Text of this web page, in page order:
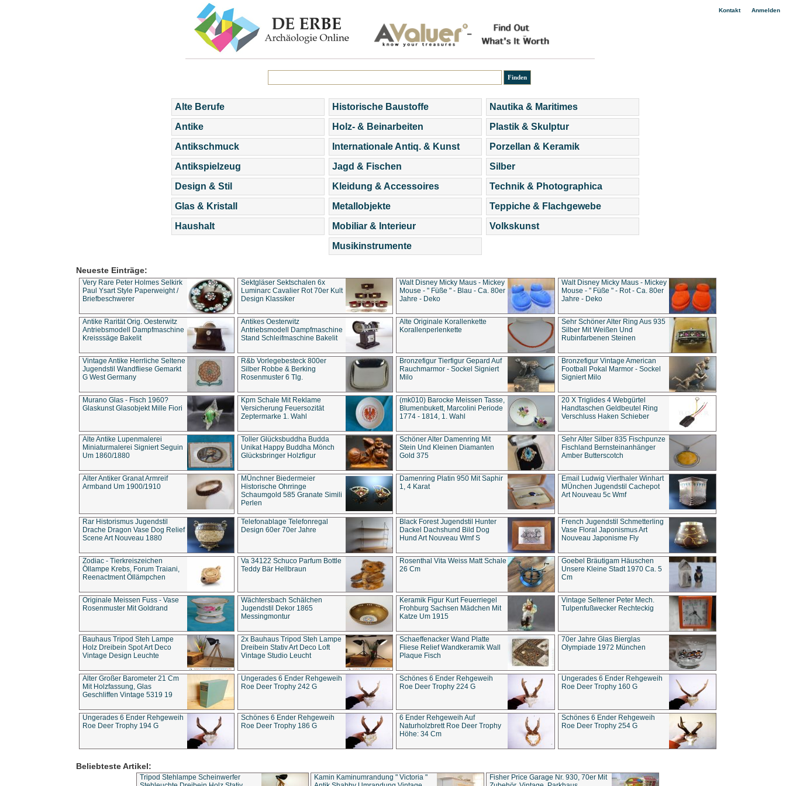
Kontakt| Anmelden
Alte Berufe
Antike
Antikschmuck
Antikspielzeug
Design & Stil
Glas & Kristall
Haushalt
Historische Baustoffe
Holz- & Beinarbeiten
Internationale Antiq. & Kunst
Jagd & Fischen
Kleidung & Accessoires
Metallobjekte
Mobiliar & Interieur
Musikinstrumente
Nautika & Maritimes
Plastik & Skulptur
Porzellan & Keramik
Silber
Technik & Photographica
Teppiche & Flachgewebe
Volkskunst
Neueste Einträge:
Very Rare Peter Holmes Selkirk
Paul Ysart Style Paperweight /
Briefbeschwerer
Sektgläser Sektschalen 6x
Luminarc Cavalier Rot 70er Kult
Design Klassiker
Walt Disney Micky Maus - Mickey
Mouse - " Füße " - Blau - Ca. 80er
Jahre - Deko
Walt Disney Micky Maus - Mickey
Mouse - " Füße " - Rot - Ca. 80er
Jahre - Deko
Antike Rarität Orig. Oesterwitz
Antriebsmodell Dampfmaschine
Kreisssäge Bakelit
Antikes Oesterwitz
Antriebsmodell Dampfmaschine
Stand Schleifmaschine Bakelit
Alte Originale Korallenkette
Korallenperlenkette
Sehr Schöner Alter Ring Aus 935
Silber Mit Weißen Und
Rubinfarbenen Steinen
Vintage Antike Herrliche Seltene
Jugendstil Wandfliese Gemarkt
G West Germany
R&b Vorlegebesteck 800er
Silber Robbe & Berking
Rosenmuster 6 Tlg.
Bronzefigur Tierfigur Gepard Auf
Rauchmarmor - Sockel Signiert
Milo
Bronzefigur Vintage American
Football Pokal Marmor - Sockel
Signiert Milo
Murano Glas - Fisch 1960?
Glaskunst Glasobjekt Mille Fiori
Kpm Schale Mit Reklame
Versicherung Feuersozität
Zeptermarke 1. Wahl
(mk010) Barocke Meissen Tasse,
Blumenbukett, Marcolini Periode
1774 - 1814, 1. Wahl
20 X Triglides 4 Webgürtel
Handtaschen Geldbeutel Ring
Verschluss Haken Schieber
Alte Antike Lupenmalerei
Miniaturmalerei Signiert Seguin
Um 1860/1880
Toller Glücksbuddha Budda
Unikat Happy Buddha Mönch
Glücksbringer Holzfigur
Schöner Alter Damenring Mit
Stein Und Kleinen Diamanten
Gold 375
Sehr Alter Silber 835 Fischpunze
Fischland Bernsteinanhänger
Amber Butterscotch
Alter Antiker Granat Armreif
Armband Um 1900/1910
MÜnchner Biedermeier
Historische Ohrringe
Schaumgold 585 Granate Simili
Perlen
Damenring Platin 950 Mit Saphir
1, 4 Karat
Email Ludwig Vierthaler Winhart
MÜnchen Jugendstil Cachepot
Art Nouveau 5c Wmf
Rar Historismus Jugendstil
Drache Dragon Vase Dog Relief
Scene Art Nouveau 1880
Telefonablage Telefonregal
Design 60er 70er Jahre
Black Forest Jugendstil Hunter
Dackel Dachshund Bild Dog
Hund Art Nouveau Wmf S
French Jugendstil Schmetterling
Vase Floral Japonismus Art
Nouveau Japonisme Fly
Zodiac - Tierkreiszeichen
Öllampe Krebs, Forum Traiani,
Reenactment Öllämpchen
Va 34122 Schuco Parfum Bottle
Teddy Bär Hellbraun
Rosenthal Vita Weiss Matt Schale
26 Cm
Goebel Bräutigam Häuschen
Unsere Kleine Stadt 1970 Ca. 5
Cm
Originale Meissen Fuss - Vase
Rosenmuster Mit Goldrand
Wächtersbach Schälchen
Jugendstil Dekor 1865
Messingmontur
Keramik Figur Kurt Feuerriegel
Frohburg Sachsen Mädchen Mit
Katze Um 1915
Vintage Seltener Peter Mech.
Tulpenfußwecker Rechteckig
Bauhaus Tripod Steh Lampe
Holz Dreibein Spot Art Deco
Vintage Design Leuchte
2x Bauhaus Tripod Steh Lampe
Dreibein Stativ Art Deco Loft
Vintage Studio Leucht
Schaeffenacker Wand Platte
Fliese Relief Wandkeramik Wall
Plaque Fisch
70er Jahre Glas Bierglas
Olympiade 1972 München
Alter Großer Barometer 21 Cm
Mit Holzfassung, Glas
Geschliffen Vintage 5319 19
Ungerades 6 Ender Rehgeweih
Roe Deer Trophy 242 G
Schönes 6 Ender Rehgeweih
Roe Deer Trophy 224 G
Ungerades 6 Ender Rehgeweih
Roe Deer Trophy 160 G
Ungerades 6 Ender Rehgeweih
Roe Deer Trophy 194 G
Schönes 6 Ender Rehgeweih
Roe Deer Trophy 186 G
6 Ender Rehgeweih Auf
Naturholzbrett Roe Deer Trophy
Höhe: 34 Cm
Schönes 6 Ender Rehgeweih
Roe Deer Trophy 254 G
Beliebteste Artikel:
Tripod Stehlampe Scheinwerfer
Kamin Kaminumrandung " Victoria "
Fisher Price Garage Nr. 930, 70er Mit